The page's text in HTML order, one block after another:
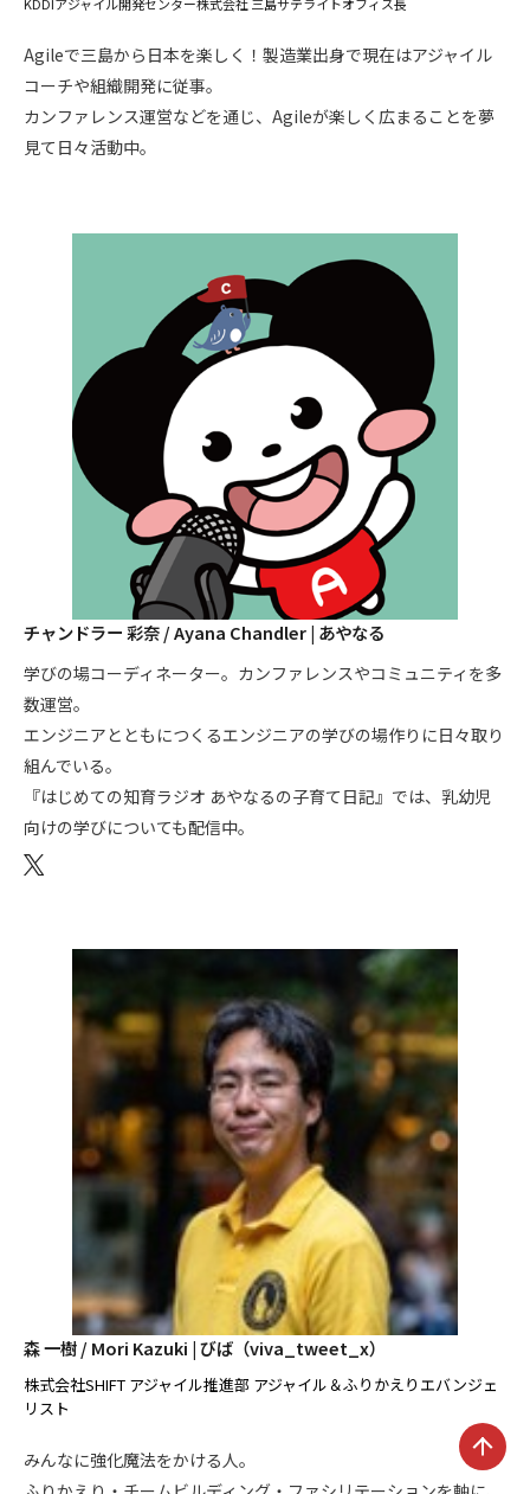
Agileで三島から日本を楽しく！製造業出身で現在はアジャイル
コーチや組織開発に従事。
カンファレンス運営などを通じ、Agileが楽しく広まることを夢
見て日々活動中。
チャンドラー 彩奈 / Ayana Chandler | あやなる
学びの場コーディネーター。カンファレンスやコミュニティを多
数運営。
エンジニアとともにつくるエンジニアの学びの場作りに日々取り
組んでいる。
『はじめての知育ラジオ あやなるの子育て日記』では、乳幼児
向けの学びについても配信中。
森 一樹 / Mori Kazuki | びば（viva_tweet_x）
株式会社SHIFT アジャイル推進部 アジャイル＆ふりかえりエバンジェ
リスト
みんなに強化魔法をかける人。